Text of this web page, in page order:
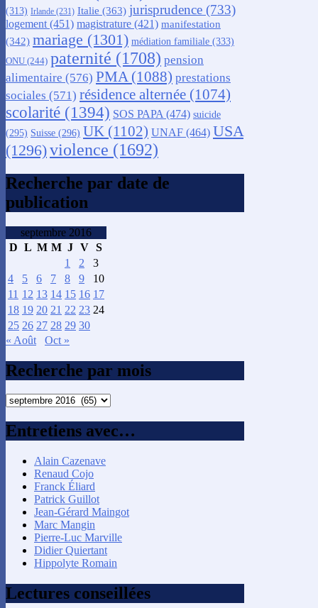
(313) Irlande (231) Italie (363) jurisprudence (733)
logement (451) magistrature (421) manifestation
(342) mariage (1301) médiation familiale (333)
ONU (244) paternité (1708) pension
alimentaire (576) PMA(1088) prestations
sociales (571) résidence alternée (1074)
scolarité (1394) SOS PAPA(474) suicide
(295) Suisse (296) UK (1102) UNAF (464) USA
(1296)violence (1692)
Recherche par date de
publication
septembre 2016
D L M M J V S
1
2
3
4
5 6 7 8 9
10
11 12 13 14 15 16 17
18 19 20 21 22 23 24
25 26 27 28 29 30
« Août
Oct »
Recherche par mois
Recherche
mois
Entretiens avec…
Alain Cazenave
Renaud Cojo
Franck Éliard
Patrick Guillot
Jean-Gérard Maingot
Marc Mangin
Pierre-Luc Marville
Didier Quiertant
Hippolyte Romain
Lectures conseillées